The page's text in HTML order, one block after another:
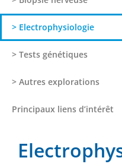
> Electrophysiologie
> Tests génétiques
> Autres explorations
Principaux liens d’intérêt